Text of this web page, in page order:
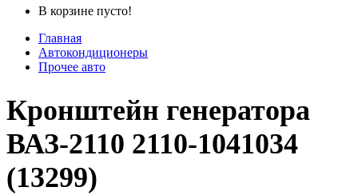
В корзине пусто!
Главная
Автокондиционеры
Прочее авто
Кронштейн генератора
ВАЗ-2110 2110-1041034
(13299)